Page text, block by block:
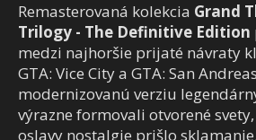
Remasterovaná kolekcia Grand
Trilogy - The Definitive Edition
medzi najhoršie prijaté návraty
GTA: Vice City a GTA: San
modernizovanú verziu
výrazne formovali otvorené
oslavy nostalgie prišlo